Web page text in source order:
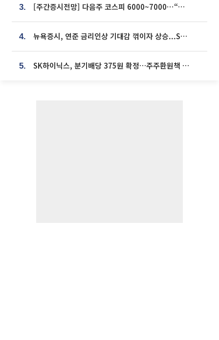
3. [주간증시전망] 다음주 코스피 6000~7000⋯“外人 수급은 정책이 변수”
4. 뉴욕증시, 연준 금리인상 기대감 꺾이자 상승...S&P500 사상 최고치 [종합]
5. SK하이닉스, 분기배당 375원 확정…주주환원책 9월로 앞당겨 발표